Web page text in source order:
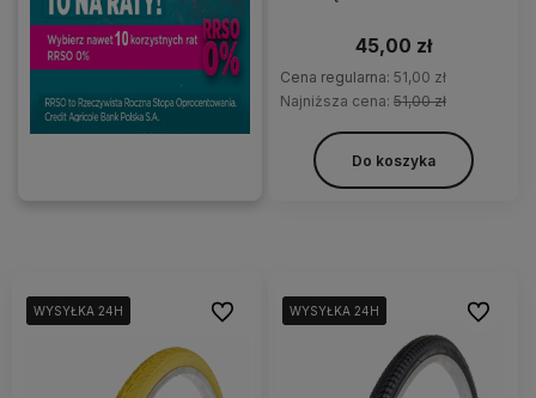
45,00 zł
Cena regularna: 51,00 zł
Najniższa cena: 51,00 zł
Do koszyka
WYSYŁKA 24H
WYSYŁKA 24H
WYSYŁKA 24H Do ulubionychWYSYŁKA 24H
WYSYŁKA 24H
WYSYŁKA 24H Do